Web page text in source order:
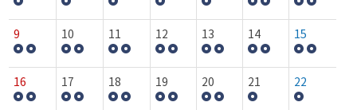
9 10 11 12 13 14 15
16 17 18 19 20 21 22